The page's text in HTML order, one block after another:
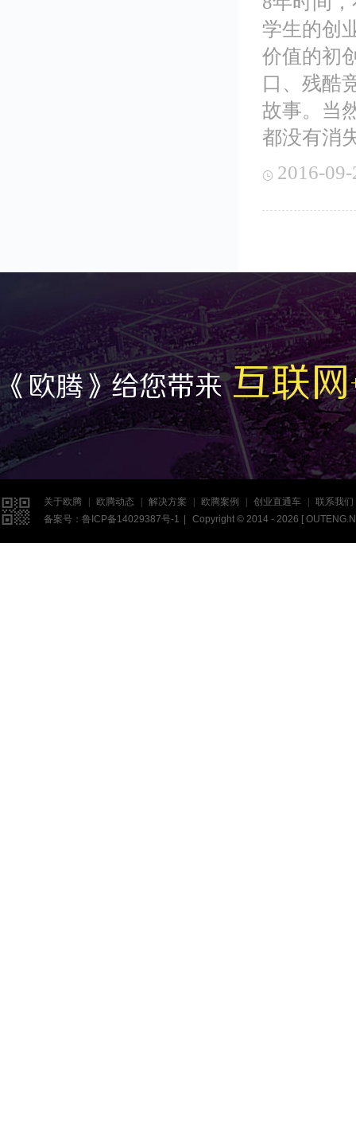
学生的创
价值的初
口、残酷
故事。当
都没有消
 2016-
《欧腾》给您带来互联网
 关于欧腾 欧腾动态 解决方案 欧腾案例 创业直通车
联系我们
备案号： 鲁ICP备14029387号-1 Copyright © 2014 - 2026 [